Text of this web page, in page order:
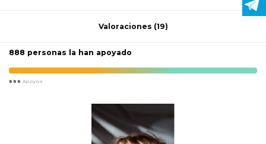
Valoraciones (19)
888 personas la han apoyado
888 Apoyos